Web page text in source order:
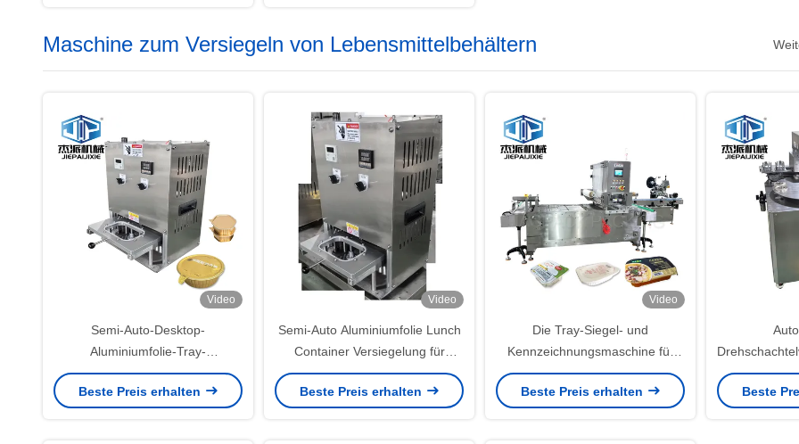
Maschine zum Versiegeln von Lebensmittelbehältern
Video
Semi-Auto-Desktop-
Aluminiumfolie-Tray-
Siegelmaschine für Alu-Film-
Wärmesiegelung
Beste Preis erhalten
Video
Semi-Auto Aluminiumfolie Lunch
Container Versiegelung für
kommerzielle vorgekochte
Mahlzeiten Snacks Desserts
Beste Preis erhalten
Video
Die Tray-Siegel- und
Kennzeichnungsmaschine für
Dehydrierte getrocknete Früchte
und Dicksalzbehälter
Beste Preis erhalten
für
Snacks
Beste